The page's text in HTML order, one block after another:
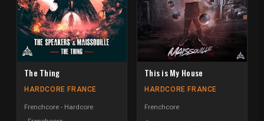
The Thing
HARDCORE FRANCE
Frenchcore - Hardcore
This is My House
HARDCORE FRANCE
Frenchcore